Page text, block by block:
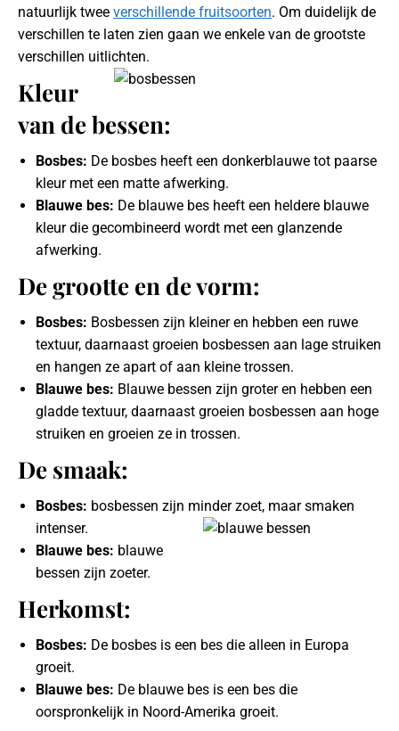
natuurlijk twee verschillende fruitsoorten. Om duidelijk de
verschillen te laten zien gaan we enkele van de grootste
verschillen uitlichten.
Kleur
van de bessen:
Bosbes: De bosbes heeft een donkerblauwe tot paarse
kleur met een matte afwerking.
Blauwe bes: De blauwe bes heeft een heldere blauwe
kleur die gecombineerd wordt met een glanzende
afwerking.
De grootte en de vorm:
Bosbes: Bosbessen zijn kleiner en hebben een ruwe
textuur, daarnaast groeien bosbessen aan lage struiken
en hangen ze apart of aan kleine trossen.
Blauwe bes: Blauwe bessen zijn groter en hebben een
gladde textuur, daarnaast groeien bosbessen aan hoge
struiken en groeien ze in trossen.
De smaak:
Bosbes: bosbessen zijn minder zoet, maar smaken
intenser.
Blauwe bes: blauwe
bessen zijn zoeter.
Herkomst:
Bosbes: De bosbes is een bes die alleen in Europa
groeit.
Blauwe bes: De blauwe bes is een bes die
oorspronkelijk in Noord-Amerika groeit.